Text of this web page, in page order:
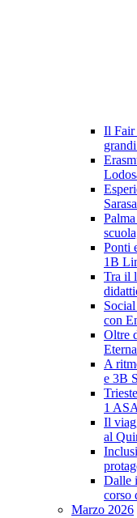
Il Fair
Ponti
1B
Tra il
con
Oltre
Eterna
A
e 3B
1
Il
al
Dalle
corso
Marzo 2026